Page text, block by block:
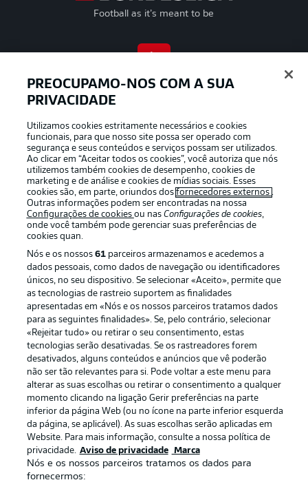
Football as it’s meant to be
APLICATIVO DA BUNDESLIGA
Oferecido por
Publicidade Avisos legais
Aviso de privacidade
Termos de uso Emissoras
Trabalhe conosco Marca
Jogadores
PREOCUPAMO-NOS COM A SUA
PRIVACIDADE
Utilizamos cookies estritamente necessários e cookies
funcionais, para que nosso site possa ser operado com
segurança e seus conteúdos e serviços possam ser utilizados.
Ao clicar em “Aceitar todos os cookies”, você autoriza que nós
utilizemos também cookies de desempenho, cookies de
marketing e de análise e cookies de mídias sociais. Esses
cookies são, em parte, oriundos dos fornecedores externos .
Outras informações podem ser encontradas na nossa
Configurações de cookies ou nas Configurações de cookies,
onde você também pode gerenciar suas preferências de
cookies quan.
Nós e os nossos 61parceiros armazenamos e acedemos a
dados pessoais, como dados de navegação ou identificadores
únicos, no seu dispositivo. Se selecionar «Aceito», permite que
as tecnologias de rastreio suportem as finalidades
apresentadas em «Nós e os nossos parceiros tratamos dados
para as seguintes finalidades». Se, pelo contrário, selecionar
«Rejeitar tudo» ou retirar o seu consentimento, estas
tecnologias serão desativadas. Se os rastreadores forem
desativados, alguns conteúdos e anúncios que vê poderão
não ser tão relevantes para si. Pode voltar a este menu para
alterar as suas escolhas ou retirar o consentimento a qualquer
momento clicando na ligação Gerir preferências na parte
inferior da página Web (ou no ícone na parte inferior esquerda
da página, se aplicável). As suas escolhas serão aplicadas em
Website. Para mais informação, consulte a nossa política de
privacidade. Aviso de privacidade Marca
Nós e os nossos parceiros tratamos os dados para
fornecermos: